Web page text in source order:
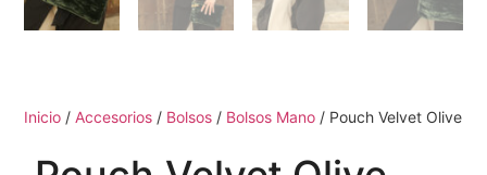
Inicio / Accesorios / Bolsos / Bolsos Mano / Pouch Velvet Olive